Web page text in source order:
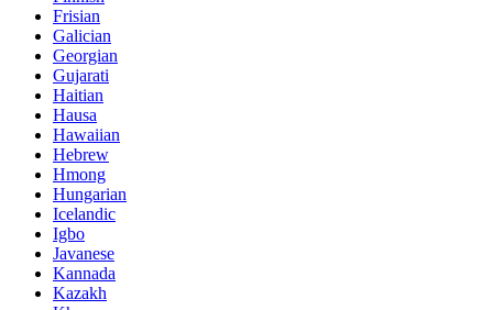
Frisian
Galician
Georgian
Gujarati
Haitian
Hausa
Hawaiian
Hebrew
Hmong
Hungarian
Icelandic
Igbo
Javanese
Kannada
Kazakh